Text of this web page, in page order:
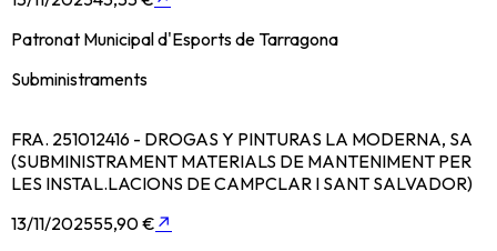
Patronat Municipal d'Esports de Tarragona
Subministraments
FRA. 251012416 - DROGAS Y PINTURAS LA MODERNA, SA
(SUBMINISTRAMENT MATERIALS DE MANTENIMENT PER
LES INSTAL.LACIONS DE CAMPCLAR I SANT SALVADOR)
13/11/202555,90 € ↗